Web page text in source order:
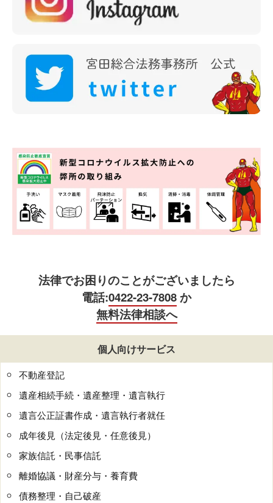
法律でお困りのことがございましたら
電話:0422-23-7808か
無料法律相談へ
個人向けサービス
不動産登記
遺産相続手続・遺産整理・遺言執行
遺言公正証書作成・遺言執行者就任
成年後見（法定後見・任意後見）
家族信託・民事信託
離婚協議・財産分与・養育費
債務整理・自己破産